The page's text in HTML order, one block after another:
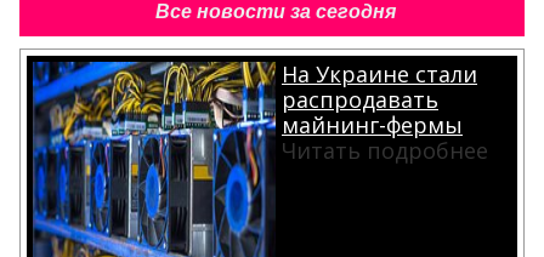
Все новости за сегодня
На Украине стали
распродавать
майнинг-фермы
Читать подробнее